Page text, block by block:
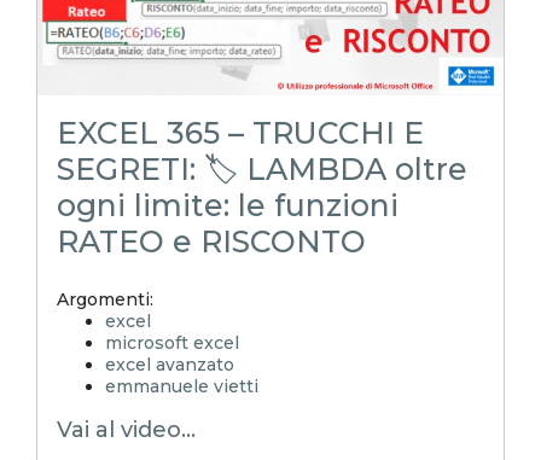
lambda
FUNZIONIESTRAI
Marco Filocamo
EXCEL 365 – TRUCCHI E
SEGRETI: 🏷️ LAMBDA oltre
ogni limite: le funzioni
RATEO e RISCONTO
Argomenti:
excel
microsoft excel
excel avanzato
emmanuele vietti
excel tutorial ita
Vai al video...